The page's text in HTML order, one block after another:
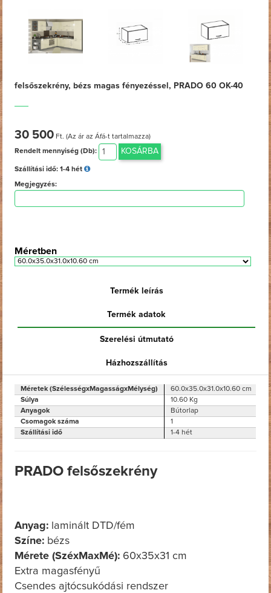
felsőszekrény, bézs magas fényezéssel, PRADO 60 OK-40
30 500 Ft. (Az ár az Áfá-t tartalmazza)
Rendelt mennyiség (Db):
KOSÁRBA
Szállítási idő: 1-4 hét
Megjegyzés:
Méretben
Termék leírás
Termék adatok
Szerelési útmutató
Házhozszállítás
Méretek (SzélességxMagasságxMélység)
60.0x35.0x31.0x10.60 cm
Súlya
10.60 Kg
Anyagok
Bútorlap
Csomagok száma
1
Szállítási idő
1-4 hét
PRADO felsőszekrény
Anyag: laminált DTD/fém
Színe: bézs
Mérete (SzéxMaxMé): 60x35x31 cm
Extra magasfényű
Csendes ajtócsukódási rendszer